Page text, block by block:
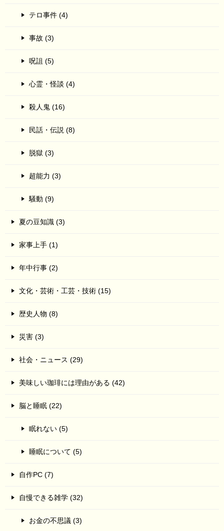
テロ事件 (4)
事故 (3)
呪詛 (5)
心霊・怪談 (4)
殺人鬼 (16)
民話・伝説 (8)
脱獄 (3)
超能力 (3)
騒動 (9)
夏の豆知識 (3)
家事上手 (1)
年中行事 (2)
文化・芸術・工芸・技術 (15)
歴史人物 (8)
災害 (3)
社会・ニュース (29)
美味しい珈琲には理由がある (42)
脳と睡眠 (22)
眠れない (5)
睡眠について (5)
自作PC (7)
自慢できる雑学 (32)
お金の不思議 (3)